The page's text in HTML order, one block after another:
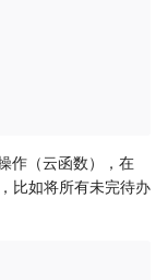
作（云函数），在
比如将所有未完待办